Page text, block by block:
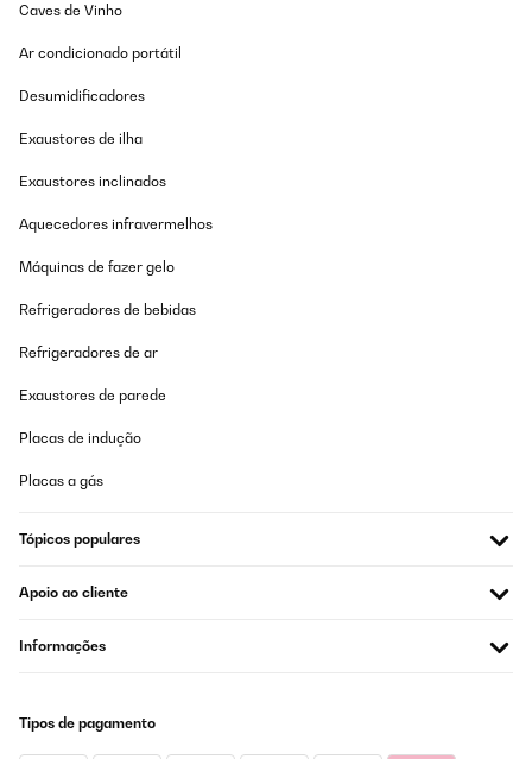
Caves de Vinho
Ar condicionado portátil
Desumidificadores
Exaustores de ilha
Exaustores inclinados
Aquecedores infravermelhos
Máquinas de fazer gelo
Refrigeradores de bebidas
Refrigeradores de ar
Exaustores de parede
Placas de indução
Placas a gás
Tópicos populares
Apoio ao cliente
Informações
Tipos de pagamento